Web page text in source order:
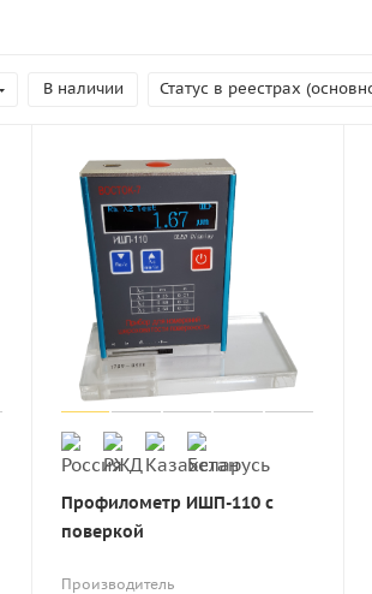
В наличии Статус в реестрах
Профилометр ИШП-110 с
поверкой
Производитель